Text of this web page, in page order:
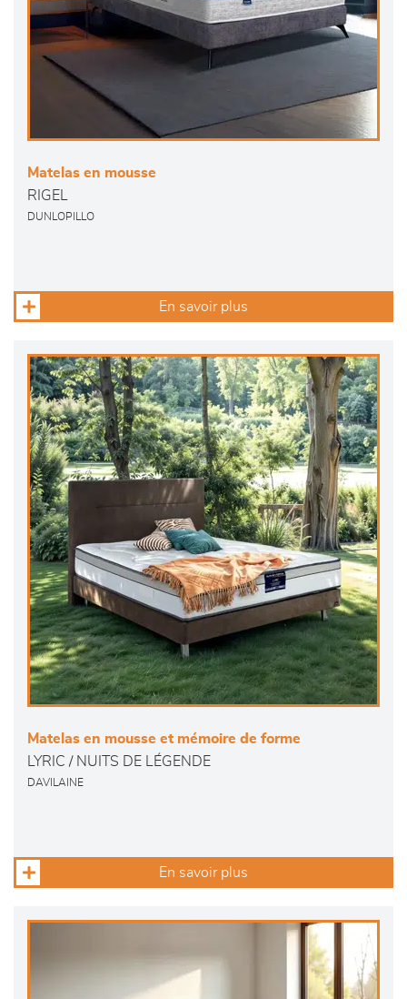
Matelas en mousse
RIGEL
DUNLOPILLO
En savoir plus
Matelas en mousse et mémoire de forme
LYRIC / NUITS DE LÉGENDE
DAVILAINE
En savoir plus